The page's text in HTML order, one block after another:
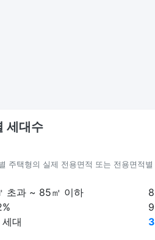
세대수
주택형의 실제 전용면적 또는 전용면적
초과 ~ 85㎡ 이하
세대